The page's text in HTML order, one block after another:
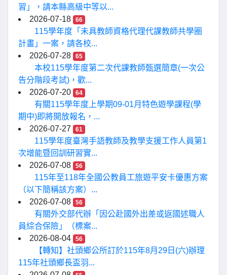
習」，請本縣高級中等以...
2026-07-18
66
115學年度「未具教師資格代理代課教師共學圈
計畫」一案，請各校...
2026-07-28
65
本校115學年度第二次代課教師甄選簡章(一次公
告分階段考試)，歡...
2026-07-20
64
有關115學年度上學期09-01月特色遊學課程(學
期中)即將開放報名，...
2026-07-27
61
115學年度臺灣手語教師及教學支援工作人員第1
次增能暨回訓研習實...
2026-07-08
56
115年至118年全國公教員工旅遊平安卡優惠方案
（以下簡稱該方案）...
2026-07-08
56
有關外交部代辦「因公赴國外出差或返國述職人
員綜合保險」（標案...
2026-08-04
56
【轉知】社頭鄉公所訂於115年8月29日(六)辦理
115年社頭鄉長盃羽...